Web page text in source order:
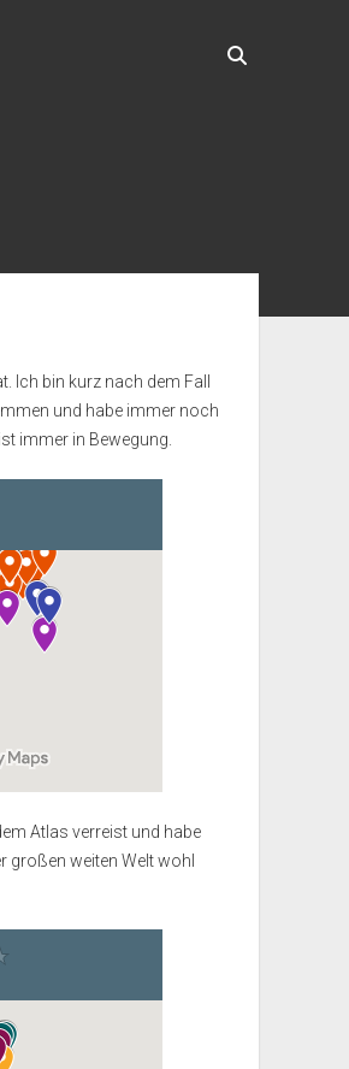
Ich bin kurz nach dem Fall
und habe immer noch
immer in Bewegung.
Atlas verreist und habe
großen weiten Welt wohl